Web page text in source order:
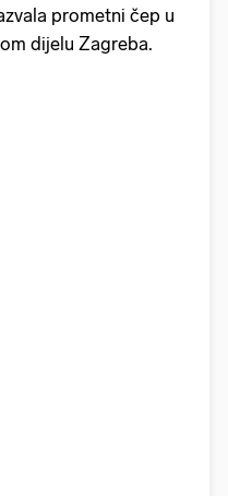
prometni čep u
dijelu Zagreba.